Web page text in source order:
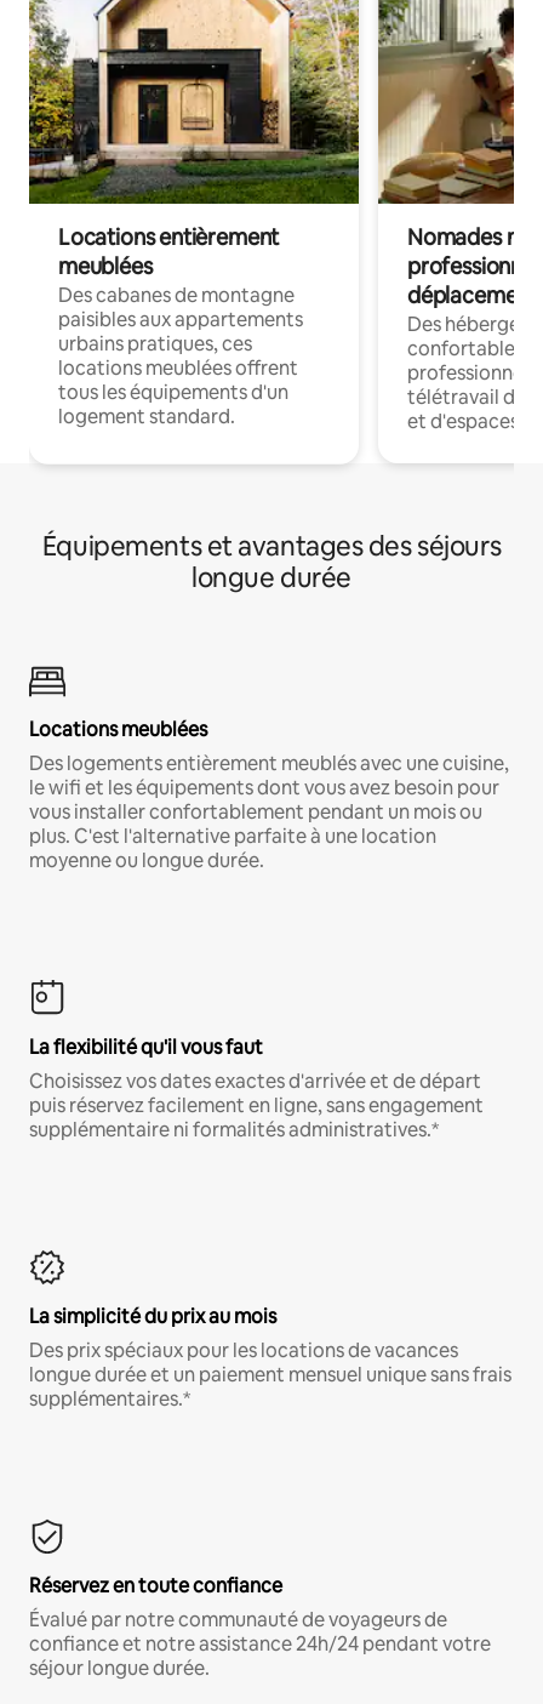
Locations entièrement
meublées
Des cabanes de montagne
paisibles aux appartements
urbains pratiques, ces
locations meublées offrent
tous les équipements d'un
logement standard.
Nomades
déplacement
Des
confortables
professionnels
télétravail
et d'espaces
Équipements et avantages des séjours
longue durée
Locations meublées
Des logements entièrement meublés avec une cuisine,
le wifi et les équipements dont vous avez besoin pour
vous installer confortablement pendant un mois ou
plus. C'est l'alternative parfaite à une location
moyenne ou longue durée.
La flexibilité qu'il vous faut
Choisissez vos dates exactes d'arrivée et de départ
puis réservez facilement en ligne, sans engagement
supplémentaire ni formalités administratives.*
La simplicité du prix au mois
Des prix spéciaux pour les locations de vacances
longue durée et un paiement mensuel unique sans frais
supplémentaires.*
Réservez en toute confiance
Évalué par notre communauté de voyageurs de
confiance et notre assistance 24h/24 pendant votre
séjour longue durée.